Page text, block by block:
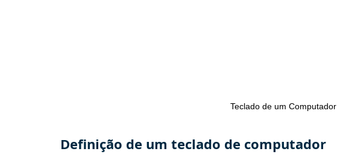
Teclado de um Computador
Definição de um teclado de computador